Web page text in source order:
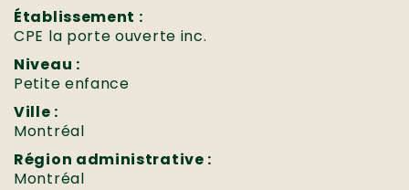
Établissement :
CPE la porte ouverte inc.
Niveau :
Petite enfance
Ville :
Montréal
Région administrative :
Montréal